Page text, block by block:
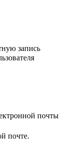
запись
почты
почте.